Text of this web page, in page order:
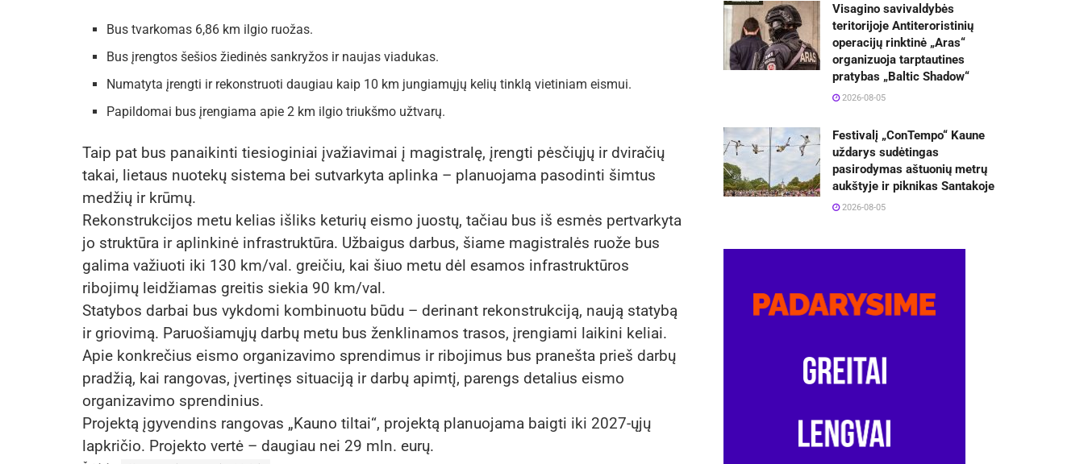
Bus tvarkomas 6,86 km ilgio ruožas.
Bus įrengtos šešios žiedinės sankryžos ir naujas viadukas.
Numatyta įrengti ir rekonstruoti daugiau kaip 10 km jungiamųjų kelių tinklą vietiniam eismui.
Papildomai bus įrengiama apie 2 km ilgio triukšmo užtvarų.
Taip pat bus panaikinti tiesioginiai įvažiavimai į magistralę, įrengti pėsčiųjų ir dviračių
takai, lietaus nuotekų sistema bei sutvarkyta aplinka – planuojama pasodinti šimtus
medžių ir krūmų.
Rekonstrukcijos metu kelias išliks keturių eismo juostų, tačiau bus iš esmės pertvarkyta
jo struktūra ir aplinkinė infrastruktūra. Užbaigus darbus, šiame magistralės ruože bus
galima važiuoti iki 130 km/val. greičiu, kai šiuo metu dėl esamos infrastruktūros
ribojimų leidžiamas greitis siekia 90 km/val.
Statybos darbai bus vykdomi kombinuotu būdu – derinant rekonstrukciją, naują statybą
ir griovimą. Paruošiamųjų darbų metu bus ženklinamos trasos, įrengiami laikini keliai.
Apie konkrečius eismo organizavimo sprendimus ir ribojimus bus pranešta prieš darbų
pradžią, kai rangovas, įvertinęs situaciją ir darbų apimtį, parengs detalius eismo
organizavimo sprendinius.
Projektą įgyvendins rangovas „Kauno tiltai“, projektą planuojama baigti iki 2027-ųjų
lapkričio. Projekto vertė – daugiau nei 29 mln. eurų.
Visagino savivaldybės
teritorijoje Antiteroristinių
operacijų rinktinė „Aras“
organizuoja tarptautines
pratybas „Baltic Shadow“
2026-08-05
Festivalį „ConTempo“ Kaune
uždarys sudėtingas
pasirodymas aštuonių metrų
aukštyje ir piknikas Santakoje
2026-08-05